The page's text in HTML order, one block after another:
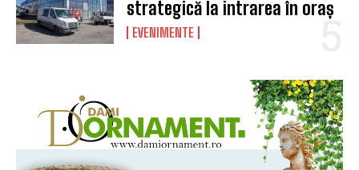
strategică la intrarea în oraș
EVENIMENTE